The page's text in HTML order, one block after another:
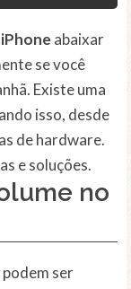
abaixar
se você
Existe uma
isso, desde
de hardware.
e soluções.
no
ser